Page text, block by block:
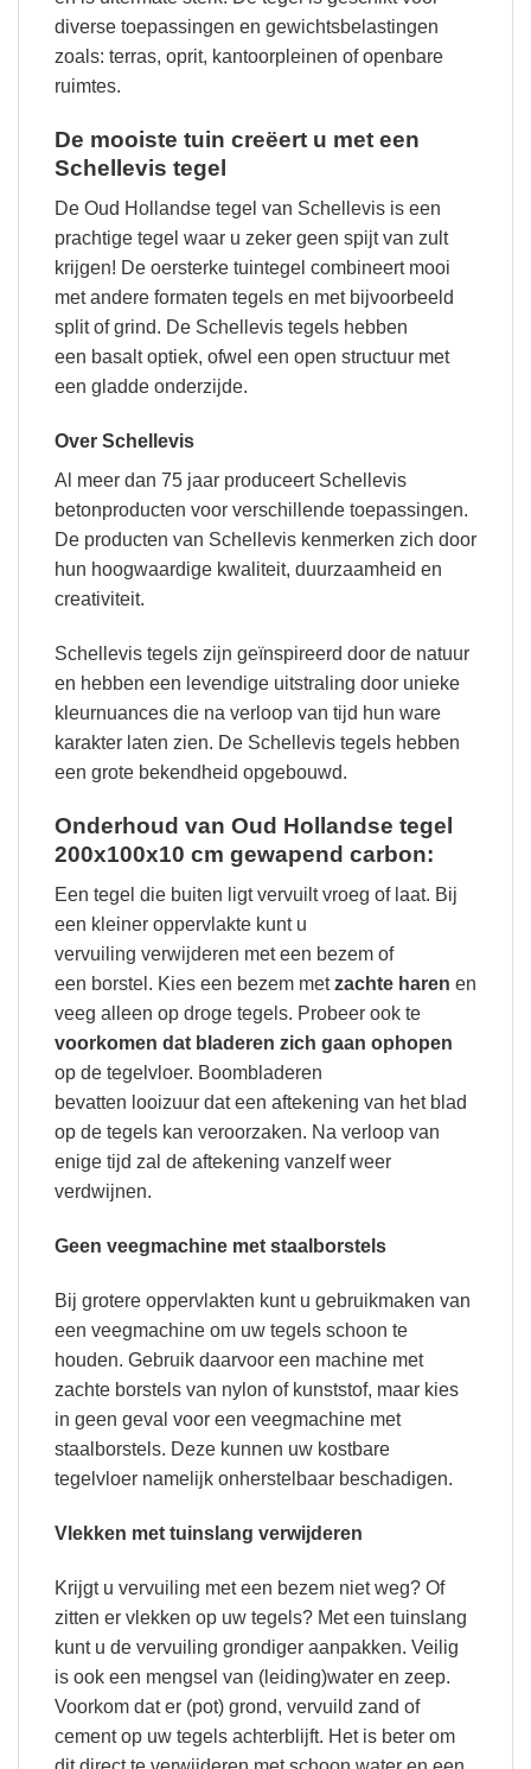
diverse toepassingen en gewichtsbelastingen
zoals: terras, oprit, kantoorpleinen of openbare
ruimtes.
De mooiste tuin creëert u met een
Schellevis tegel
De Oud Hollandse tegel van Schellevis is een
prachtige tegel waar u zeker geen spijt van zult
krijgen! De oersterke tuintegel combineert mooi
met andere formaten tegels en met bijvoorbeeld
split of grind. De Schellevis tegels hebben
een basalt optiek, ofwel een open structuur met
een gladde onderzijde.
Over Schellevis
Al meer dan 75 jaar produceert Schellevis
betonproducten voor verschillende toepassingen.
De producten van Schellevis kenmerken zich door
hun hoogwaardige kwaliteit, duurzaamheid en
creativiteit.
Schellevis tegels zijn geïnspireerd door de natuur
en hebben een levendige uitstraling door unieke
kleurnuances die na verloop van tijd hun ware
karakter laten zien. De Schellevis tegels hebben
een grote bekendheid opgebouwd.
Onderhoud van Oud Hollandse tegel
200x100x10 cm gewapend carbon:
Een tegel die buiten ligt vervuilt vroeg of laat. Bij
een kleiner oppervlakte kunt u
vervuiling verwijderen met een bezem of
een borstel. Kies een bezem metzachte haren en
veeg alleen op droge tegels. Probeer ook te
voorkomen dat bladeren zich gaan ophopen
op de tegelvloer. Boombladeren
bevatten looizuur dat een aftekening van het blad
op de tegels kan veroorzaken. Na verloop van
enige tijd zal de aftekening vanzelf weer
verdwijnen.
Geen veegmachine met staalborstels
Bij grotere oppervlakten kunt u gebruikmaken van
een veegmachine om uw tegels schoon te
houden. Gebruik daarvoor een machine met
zachte borstels van nylon of kunststof, maar kies
in geen geval voor een veegmachine met
staalborstels. Deze kunnen uw kostbare
tegelvloer namelijk onherstelbaar beschadigen.
Vlekken met tuinslang verwijderen
Krijgt u vervuiling met een bezem niet weg? Of
zitten er vlekken op uw tegels? Met een tuinslang
kunt u de vervuiling grondiger aanpakken. Veilig
is ook een mengsel van (leiding)water en zeep.
Voorkom dat er (pot) grond, vervuild zand of
cement op uw tegels achterblijft. Het is beter om